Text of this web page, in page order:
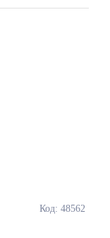
Код: 48562